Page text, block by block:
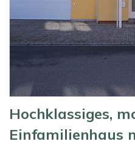
Hochklassiges,
Einfamilienhaus